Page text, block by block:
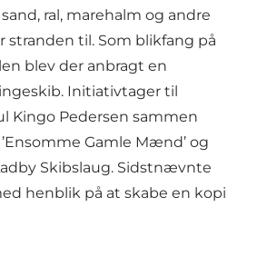
ral, marehalm og andre
stranden til. Som blikfang på
blev der anbragt en
Initiativtager til
Kingo Pedersen sammen
Gamle Mænd’ og
Skibslaug. Sidstnævnte
henblik på at skabe en kopi